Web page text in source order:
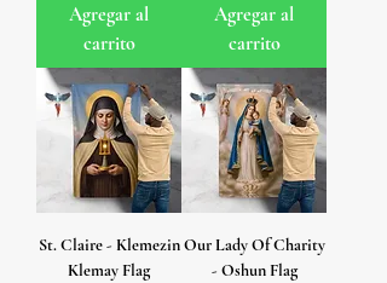
Agregar al
carrito
Agregar al
carrito
St. Claire - Klemezin
Klemay Flag
Our Lady Of Charity
- Oshun Flag